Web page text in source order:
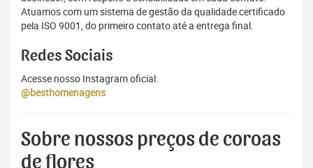
Atuamos com um sistema de gestão da qualidade certificado
pela ISO 9001, do primeiro contato até a entrega final.
Redes Sociais
Acesse nosso Instagram oficial:
@besthomenagens
Sobre nossos preços de coroas
de flores